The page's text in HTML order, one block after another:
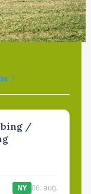
/
NY 06. aug.